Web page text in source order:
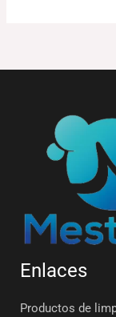
Enlaces
Productos de